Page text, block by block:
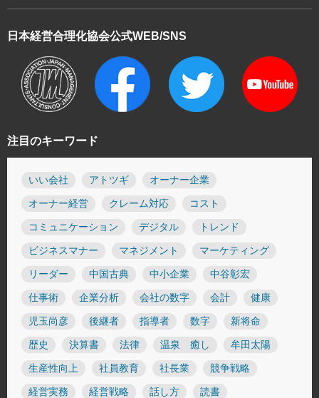
注目のキーワード
いい会社 アトツギ オーナー企業
オーナー経営 クレーム対応 コスト
コミュニケーション デジタル トレンド
ビジネスマナー マネジメント マーケティング
リーダー 中国古典 中小企業 中谷彰宏
仕事術 企業分析 会社の数字 会計 健康
児玉尚彦 後継者 指導者 数字 新将命
歴史 決算書 法律 温泉 癒し 牟田太陽
生産性向上 社員教育 社長業 競争戦略
経営実務 経営戦略 話し方 読書
日本経営合理化協会公式WEB/SNS